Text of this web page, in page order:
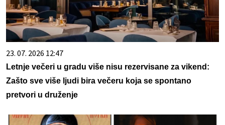
23. 07. 2026 12:47
Letnje večeri u gradu više nisu rezervisane za vikend:
Zašto sve više ljudi bira večeru koja se spontano
pretvori u druženje